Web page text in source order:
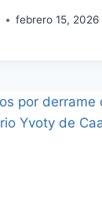
febrero 15, 2026